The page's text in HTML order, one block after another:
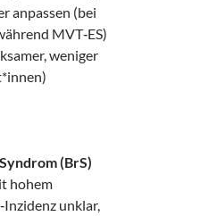
anpassen (bei
MVT‑ES)
weniger
(BrS)
hohem
unklar,